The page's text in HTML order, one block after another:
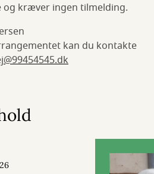
og kræver ingen tilmelding.
kan du kontakte